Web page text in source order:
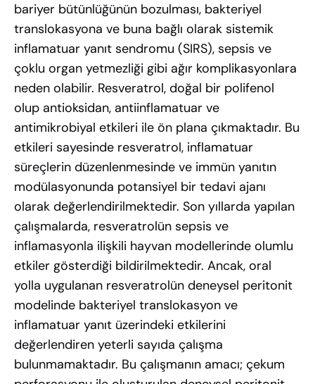
bariyer bütünlüğünün bozulması, bakteriyel
translokasyona ve buna bağlı olarak sistemik
inflamatuar yanıt sendromu (SIRS), sepsis ve
çoklu organ yetmezliği gibi ağır komplikasyonlara
neden olabilir. Resveratrol, doğal bir polifenol
olup antioksidan, antiinflamatuar ve
antimikrobiyal etkileri ile ön plana çıkmaktadır. Bu
etkileri sayesinde resveratrol, inflamatuar
süreçlerin düzenlenmesinde ve immün yanıtın
modülasyonunda potansiyel bir tedavi ajanı
olarak değerlendirilmektedir. Son yıllarda yapılan
çalışmalarda, resveratrolün sepsis ve
inflamasyonla ilişkili hayvan modellerinde olumlu
etkiler gösterdiği bildirilmektedir. Ancak, oral
yolla uygulanan resveratrolün deneysel peritonit
modelinde bakteriyel translokasyon ve
inflamatuar yanıt üzerindeki etkilerini
değerlendiren yeterli sayıda çalışma
bulunmamaktadır. Bu çalışmanın amacı; çekum